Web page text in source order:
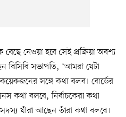
বেছে নেওয়া হবে সেই প্রক্রিয়া অবশ্য
বিসিবি সভাপতি, ‘আমরা যেটা
কয়েকজনের সঙ্গে কথা বলব। বোর্ডের
কথা বলবে, নির্বাচকেরা কথা
যাঁরা আছেন তাঁরা কথা বলবে।